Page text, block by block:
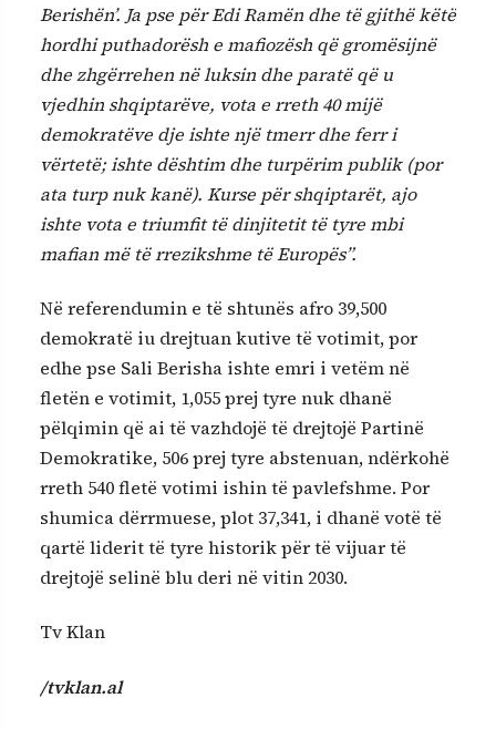
Berishën’. Ja pse për Edi Ramën dhe të gjithë këtë
hordhi puthadorësh e mafiozësh që gromësijnë
dhe zhgërrehen në luksin dhe paratë që u
vjedhin shqiptarëve, vota e rreth 40 mijë
demokratëve dje ishte një tmerr dhe ferr i
vërtetë; ishte dështim dhe turpërim publik (por
ata turp nuk kanë). Kurse për shqiptarët, ajo
ishte vota e triumfit të dinjitetit të tyre mbi
mafian më të rrezikshme të Europës”.
Në referendumin e të shtunës afro 39,500
demokratë iu drejtuan kutive të votimit, por
edhe pse Sali Berisha ishte emri i vetëm në
fletën e votimit, 1,055 prej tyre nuk dhanë
pëlqimin që ai të vazhdojë të drejtojë Partinë
Demokratike, 506 prej tyre abstenuan, ndërkohë
rreth 540 fletë votimi ishin të pavlefshme. Por
shumica dërrmuese, plot 37,341, i dhanë votë të
qartë liderit të tyre historik për të vijuar të
drejtojë selinë blu deri në vitin 2030.
Tv Klan
/tvklan.al